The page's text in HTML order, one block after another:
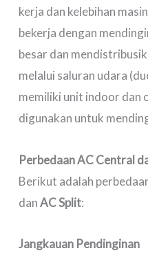
kerja dan kelebihan
bekerja dengan
besar dan
melalui saluran udara
memiliki unit indoor dan
digunakan untuk
Perbedaan AC Central
Berikut adalah
danAC Split:
Jangkauan Pendinginan